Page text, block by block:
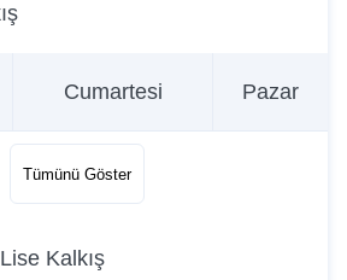
Cumartesi Pazar
Tümünü Göster
Kalkış